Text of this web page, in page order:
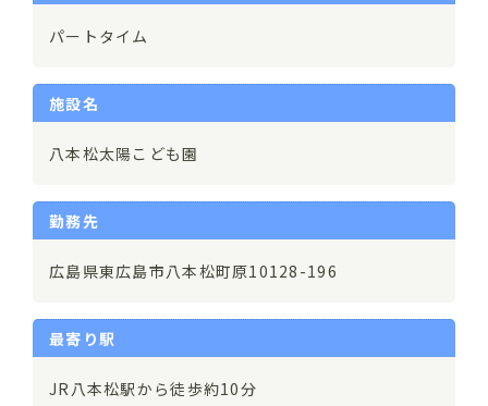
パートタイム
施設名
八本松太陽こども園
勤務先
広島県東広島市八本松町原10128-196
最寄り駅
JR八本松駅から徒歩約10分